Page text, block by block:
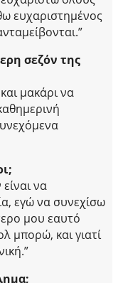
ευχαριστημένος
σεζόν της
μακάρι να
να
εγώ να συνεχίσω
μου εαυτό
μπορώ, και γιατί